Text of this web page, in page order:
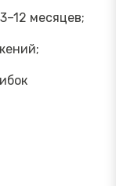
месяцев;